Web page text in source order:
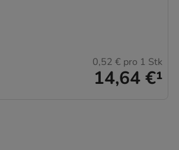
14,64 €¹
0,52 € pro 1 Stk